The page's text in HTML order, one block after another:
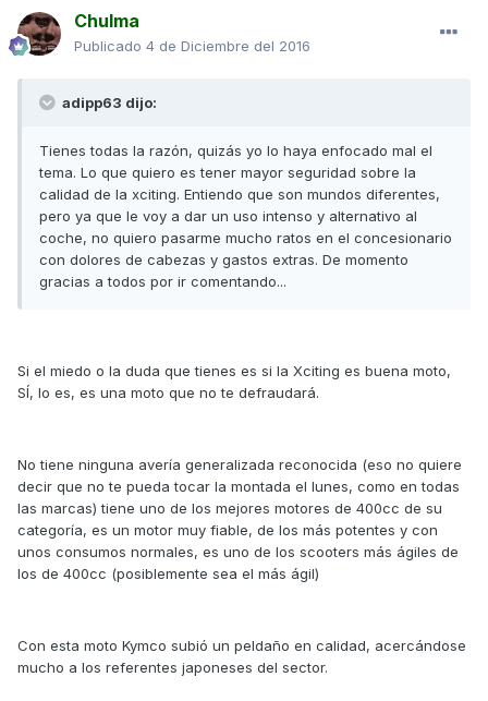
Chulma
Publicado 4 de Diciembre del 2016
adipp63 dijo:
Tienes todas la razón, quizás yo lo haya enfocado mal el
tema. Lo que quiero es tener mayor seguridad sobre la
calidad de la xciting. Entiendo que son mundos diferentes,
pero ya que le voy a dar un uso intenso y alternativo al
coche, no quiero pasarme mucho ratos en el concesionario
con dolores de cabezas y gastos extras. De momento
gracias a todos por ir comentando...
Si el miedo o la duda que tienes es si la Xciting es buena moto,
SÍ, lo es, es una moto que no te defraudará.
No tiene ninguna avería generalizada reconocida (eso no quiere
decir que no te pueda tocar la montada el lunes, como en todas
las marcas) tiene uno de los mejores motores de 400cc de su
categoría, es un motor muy fiable, de los más potentes y con
unos consumos normales, es uno de los scooters más ágiles de
los de 400cc (posiblemente sea el más ágil)
Con esta moto Kymco subió un peldaño en calidad, acercándose
mucho a los referentes japoneses del sector.